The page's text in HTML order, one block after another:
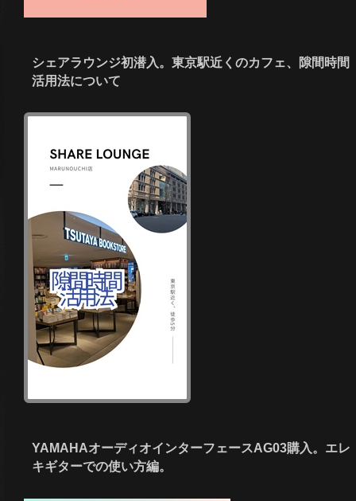
シェアラウンジ初潜入。東京駅近くのカフェ、隙間時間
活用法について
YAMAHAオーディオインターフェースAG03購入。エレ
キギターでの使い方編。